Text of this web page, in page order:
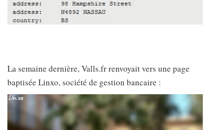
La semaine dernière, Valls.fr renvoyait vers une page
baptisée Linxo, société de gestion bancaire :